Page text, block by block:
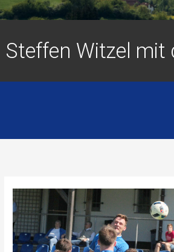
Steffen Witzel mit